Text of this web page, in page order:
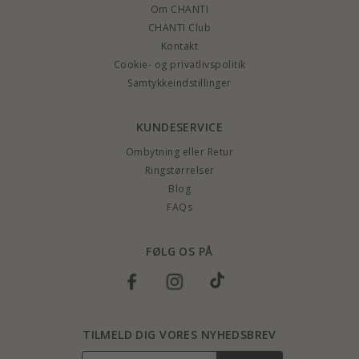
Om CHANTI
CHANTI Club
Kontakt
Cookie- og privatlivspolitik
Samtykkeindstillinger
KUNDESERVICE
Ombytning eller Retur
Ringstørrelser
Blog
FAQs
FØLG OS PÅ
TILMELD DIG VORES NYHEDSBREV